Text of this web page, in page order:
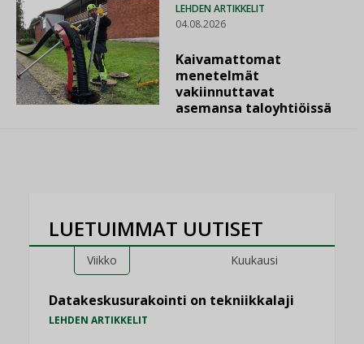
LEHDEN ARTIKKELIT
04.08.2026
Kaivamattomat
menetelmät
vakiinnuttavat
asemansa taloyhtiöissä
LUETUIMMAT UUTISET
Viikko Kuukausi
Datakeskusurakointi on tekniikkalaji
LEHDEN ARTIKKELIT